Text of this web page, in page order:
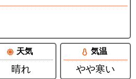
天気
晴れ
気温
やや寒い